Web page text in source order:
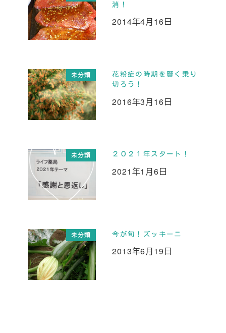
消！
投稿日
2014年4月16日
未分類
花粉症の時期を賢く乗り
切ろう！
投稿日
2016年3月16日
未分類 ２０２１年スタート！
投稿日
2021年1月6日
未分類 今が旬！ズッキーニ
投稿日
2013年6月19日